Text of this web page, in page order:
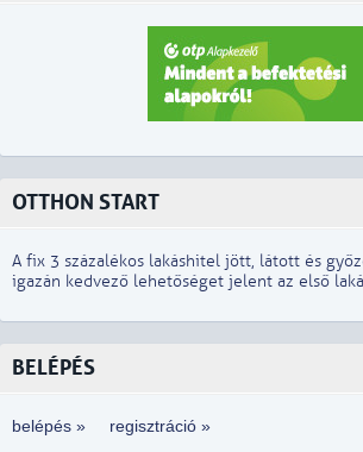
OTTHON START
A fix 3 százalékos lakáshitel jött, látott és
igazán kedvező lehetőséget jelent az első
BELÉPÉS
belépés » regisztráció »